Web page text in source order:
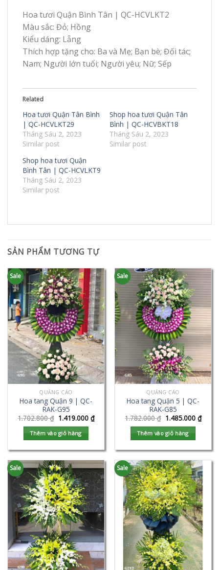
Hoa tươi Quận Bình Tân | QC-HCVLKT2
Màu sắc: Đỏ; Hồng
Kiểu dáng: Lẵng
Thích hợp tặng cho: Ba và Mẹ; Bạn bè; Đối tác;
Nam; Người lớn tuổi; Người yêu; Nữ; Sếp
Related
Hoa tươi Quận Tân Bình
| QC-HCVLKT29
Tháng Sáu 2, 2023
Similar post
Shop hoa tươi Quận Tân
Bình | QC-HCVBKT18
Tháng Sáu 2, 2023
Similar post
Shop hoa tươi Quận
Bình Tân | QC-HCVLKT9
Tháng Sáu 2, 2023
Similar post
SẢN PHẨM TƯƠNG TỰ
Sale
QUẢNG CÁO
Hoa tang Quận 9 | QC-
RAK-G95
1.702.800₫ 1.419.000 ₫
Thêm vào giỏ hàng
Sale
QUẢNG CÁO
Hoa tang Quận 5 | QC-
RAK-G85
1.782.000₫ 1.485.000 ₫
Thêm vào giỏ hàng
Sale Sale